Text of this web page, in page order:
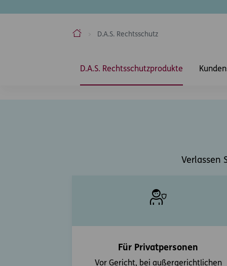
ERGO Versicherung Aktiengesellschaft
D.A.S. Rechtsschutz
D.A.S. Rechtsschutzprodukte
Verlassen
Für Privatpersonen
Vor Gericht, bei außergerichtlichen